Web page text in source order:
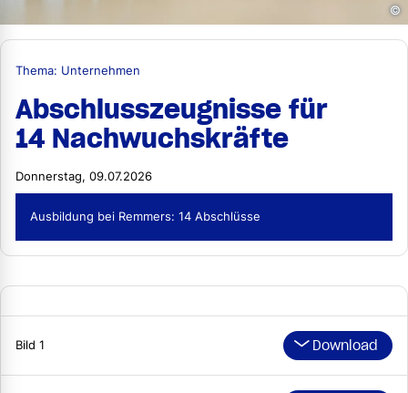
©
Thema: Unternehmen
Abschlusszeugnisse für
14 Nachwuchskräfte
Donnerstag, 09.07.2026
Ausbildung bei Remmers: 14 Abschlüsse
Bild 1 Download